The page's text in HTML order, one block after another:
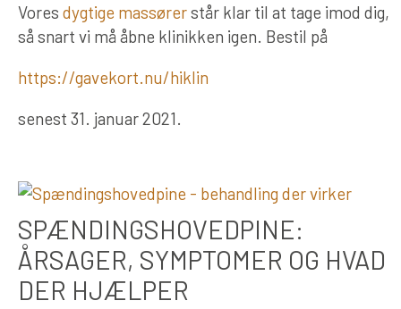
Vores dygtige massørerstår klar til at tage imod dig,
så snart vi må åbne klinikken igen. Bestil på
https://gavekort.nu/hiklin
senest 31. januar 2021.
SPÆNDINGSHOVEDPINE:
ÅRSAGER, SYMPTOMER OG HVAD
DER HJÆLPER